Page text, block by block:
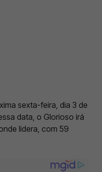
sexta-feira, dia 3 de
data, o Glorioso irá
lidera, com 59